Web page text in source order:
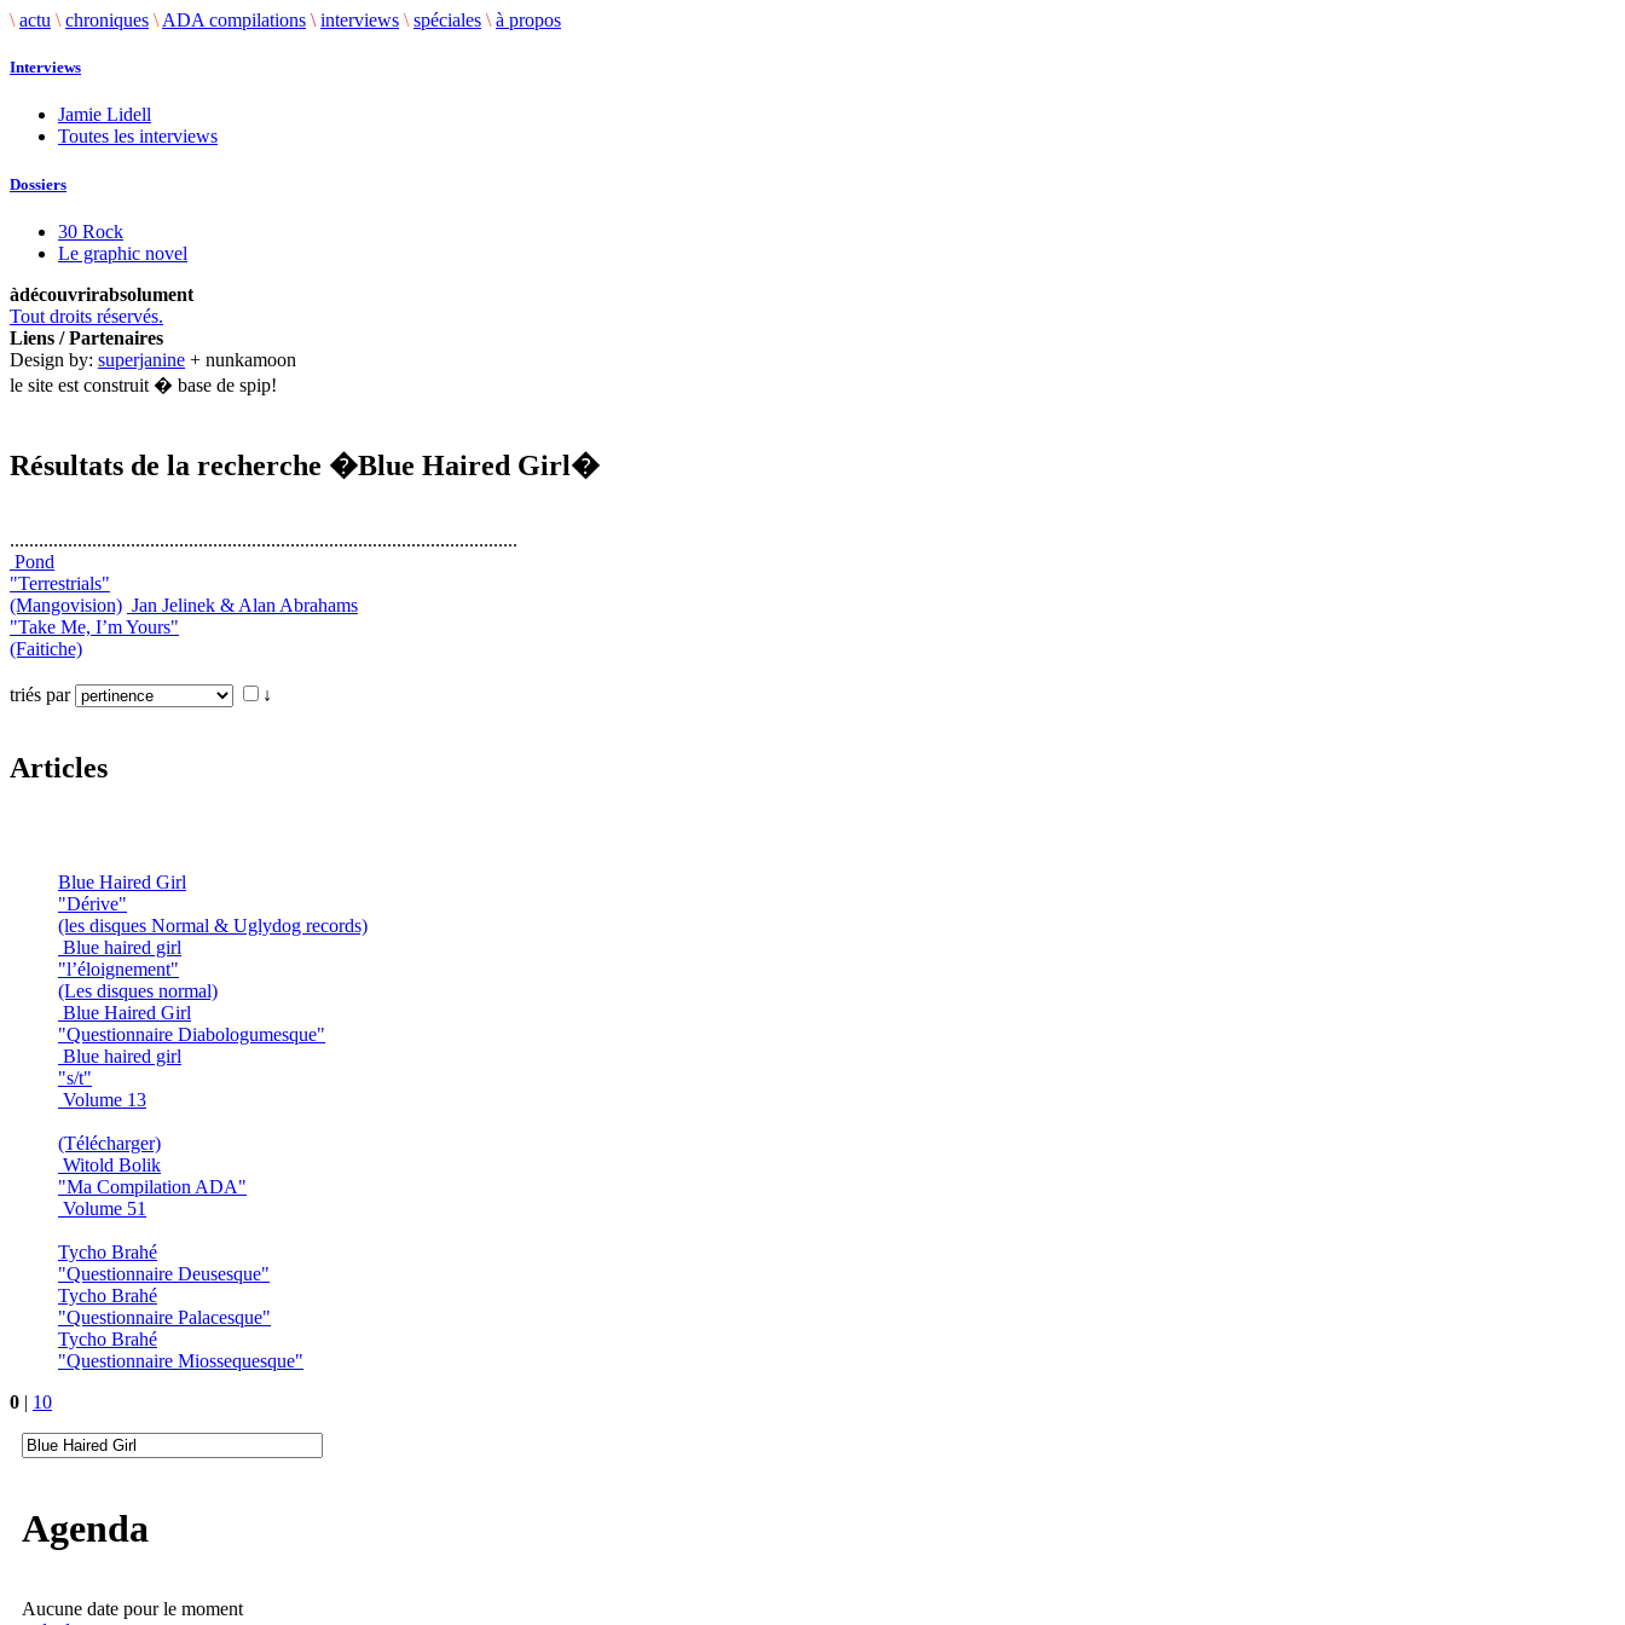
\ actu \ chroniques \ ADA compilations \ interviews \ spéciales \ à propos
Interviews
Jamie Lidell
Toutes les interviews
Dossiers
30 Rock
Le graphic novel
àdécouvrirabsolument
Tout droits réservés.
Liens / Partenaires
Design by: superjanine + nunkamoon
le site est construit � base de spip!
Résultats de la recherche �Blue Haired Girl�
.........................................................................................................
Pond
"Terrestrials"
(Mangovision) Jan Jelinek & Alan Abrahams
"Take Me, I’m Yours"
(Faitiche)
triés par ↓
Articles
Blue Haired Girl
"Dérive"
(les disques Normal & Uglydog records)
Blue haired girl
"l’éloignement"
(Les disques normal)
Blue Haired Girl
"Questionnaire Diabologumesque"
Blue haired girl
"s/t"
Volume 13
(Télécharger)
Witold Bolik
"Ma Compilation ADA"
Volume 51
Tycho Brahé
"Questionnaire Deusesque"
Tycho Brahé
"Questionnaire Palacesque"
Tycho Brahé
"Questionnaire Miossequesque"
0 | 10
Agenda
Aucune date pour le moment